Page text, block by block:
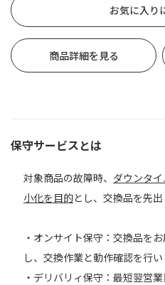
お気に入り
商品詳細を見る
保守サービスとは
対象商品の故障時、 ダウンタ
小化を目的とし、交換品を先出
・オンサイト保守：交換品を
し、交換作業と動作確認を行い
・デリバリィ保守：最短翌営